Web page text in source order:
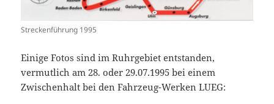
Streckenführung 1995
Einige Fotos sind im Ruhrgebiet entstanden,
vermutlich am 28. oder 29.07.1995 bei einem
Zwischenhalt bei den Fahrzeug-Werken LUEG: